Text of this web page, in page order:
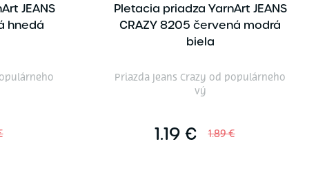
JEANS
hnedá
Pletacia priadza YarnArt JEANS
CRAZY 8205 červená modrá
biela
Priazda Jeans Crazy od populárneho
vý
1.19 € 1.89 €